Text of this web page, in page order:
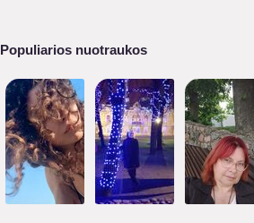
Populiarios nuotraukos